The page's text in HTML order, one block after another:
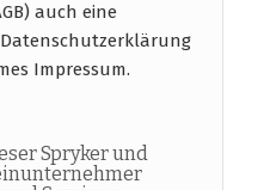
auch eine
Impressum.
Spryker und